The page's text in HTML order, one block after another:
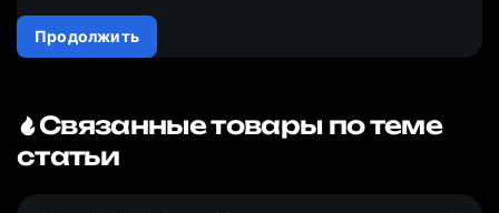
Продолжить
Связанные товары по теме
статьи